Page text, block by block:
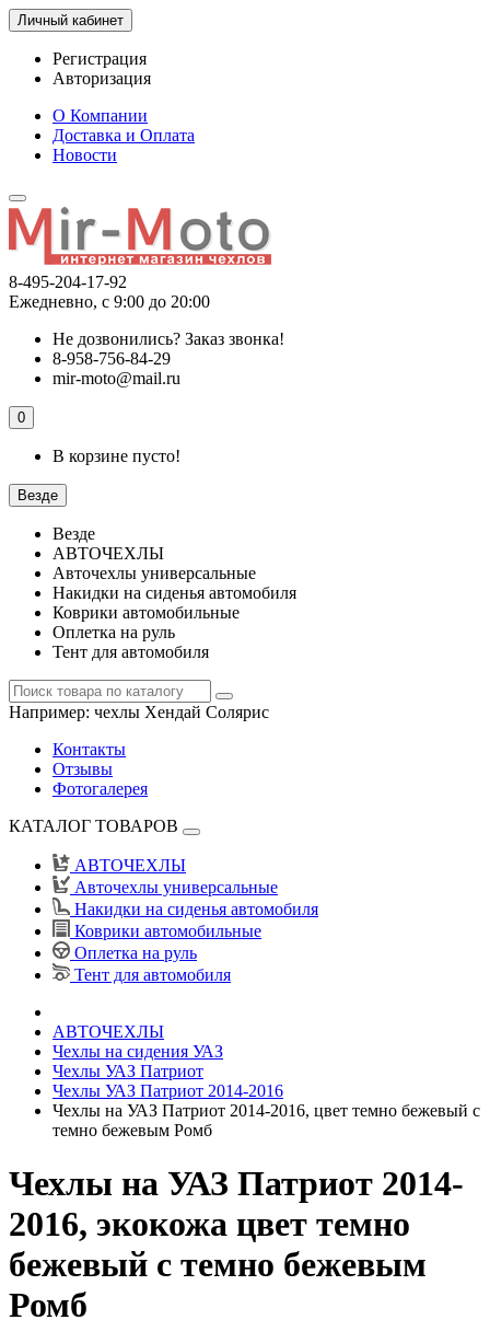
Личный кабинет
Регистрация
Авторизация
О Компании
Доставка и Оплата
Новости
8-495-204-17-92
Ежедневно, с 9:00 до 20:00
Не дозвонились? Заказ звонка!
8-958-756-84-29
mir-moto@mail.ru
0
В корзине пусто!
Везде
Везде
АВТОЧЕХЛЫ
Авточехлы универсальные
Накидки на сиденья автомобиля
Коврики автомобильные
Оплетка на руль
Тент для автомобиля
Например: чехлы Хендай Солярис
Контакты
Отзывы
Фотогалерея
КАТАЛОГ ТОВАРОВ
АВТОЧЕХЛЫ
Авточехлы универсальные
Накидки на сиденья автомобиля
Коврики автомобильные
Оплетка на руль
Тент для автомобиля
АВТОЧЕХЛЫ
Чехлы на сидения УАЗ
Чехлы УАЗ Патриот
Чехлы УАЗ Патриот 2014-2016
Чехлы на УАЗ Патриот 2014-2016, цвет темно бежевый с
темно бежевым Ромб
Чехлы на УАЗ Патриот 2014-
2016, экокожа цвет темно
бежевый с темно бежевым
Ромб